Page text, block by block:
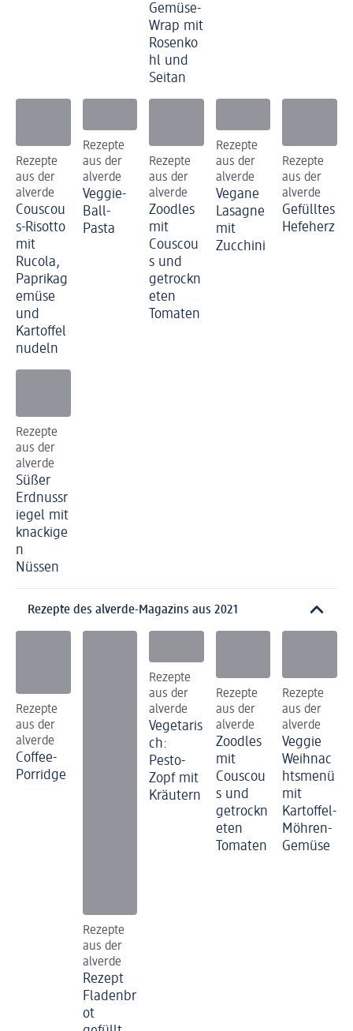
Gemüse-
Wrap mit
Rosenko
hl und
Seitan
Rezepte
aus der
alverde
Couscou
s-Risotto
mit
Rucola,
Paprikag
emüse
und
Kartoffel
nudeln
Rezepte
aus der
alverde
Veggie-
Ball-
Pasta
Rezepte
aus der
alverde
Zoodles
mit
Couscou
s und
getrockn
eten
Tomaten
Rezepte
aus der
alverde
Vegane
Lasagne
mit
Zucchini
Rezepte
aus der
alverde
Gefülltes
Hefeherz
Rezepte
aus der
alverde
Süßer
Erdnussr
iegel mit
knackige
n
Nüssen
Rezepte des alverde-Magazins aus 2021
Rezepte
aus der
alverde
Coffee-
Porridge
Rezepte
aus der
alverde
Rezept
Fladenbr
ot
Rezepte
aus der
alverde
Vegetaris
ch:
Pesto-
Zopf mit
Kräutern
Rezepte
aus der
alverde
Zoodles
mit
Couscou
s und
getrockn
eten
Tomaten
Rezepte
aus der
alverde
Veggie
Weihnac
htsmenü
mit
Kartoffel-
Möhren-
Gemüse